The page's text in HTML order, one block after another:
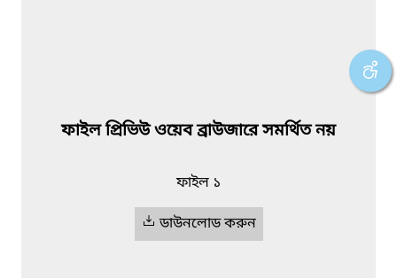
ফাইল প্রিভিউ ওয়েব ব্রাউজারে সমর্থিত নয়
ফাইল ১
ডাউনলোড করুন